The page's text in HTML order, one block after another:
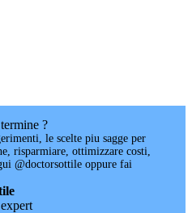
?
le scelte piu sagge per
risparmiare, ottimizzare costi,
@doctorsottile oppure fai